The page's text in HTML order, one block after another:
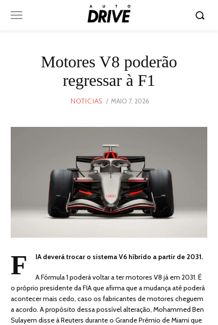
Motores V8 poderão
regressar à F1
NOTICIAS
POSTED
MAIO 7, 2026
F IA deverá trocar o sistema V6 híbrido a partir de 2031.
A Fórmula 1 poderá voltar a ter motores V8 já em 2031. É
o próprio presidente da FIA que afirma que a mudança até poderá
acontecer mais cedo, caso os fabricantes de motores cheguem
a acordo. A propósito dessa possível alteração, Mohammed Ben
Sulayem disse à Reuters durante o Grande Prémio de Miami que